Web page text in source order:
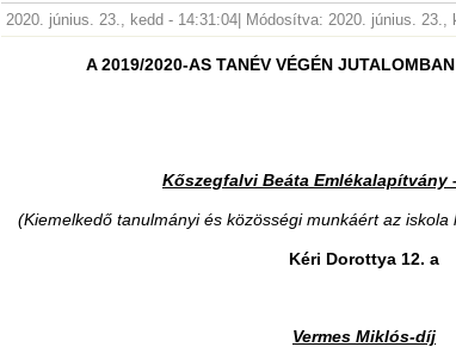
2020. június. 23., kedd - 14:31:04 | Módosítva: 2020. június. 23.,
A 2019/2020-AS TANÉV VÉGÉN
Kőszegfalvi Beáta Emlékalapítvány
(Kiemelkedő tanulmányi és közösségi munkáért az
Kéri Dorottya 12. a
Vermes Miklós-díj